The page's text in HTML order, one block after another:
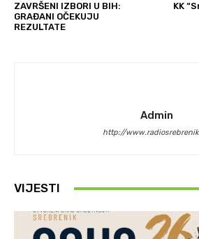
ZAVRŠENI IZBORI U BIH:
GRAĐANI OČEKUJU
REZULTATE
KK
Admin
http://
VIJESTI